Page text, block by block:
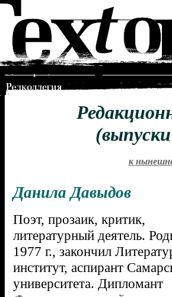
к
Данила Давыдов
Поэт, прозаик, критик,
литературный деятель.
1977 г., закончил
институт, аспирант
университета. Дипломант